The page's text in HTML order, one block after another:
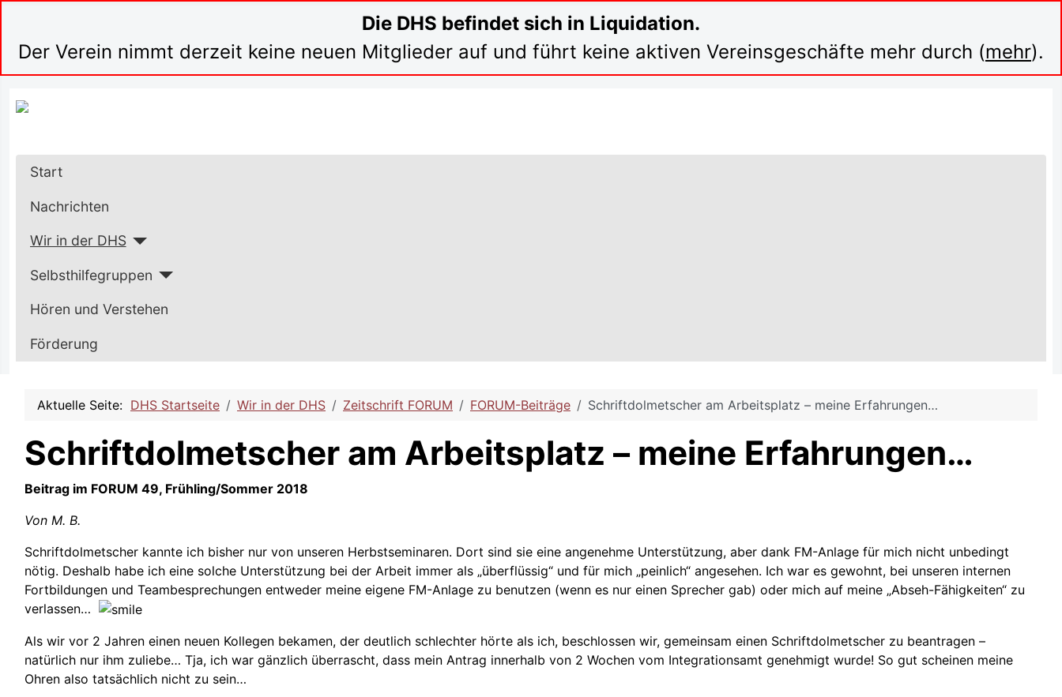
Die DHS befindet sich in Liquidation.
Der Verein nimmt derzeit keine neuen Mitglieder auf und führt keine aktiven Vereinsgeschäfte mehr durch (mehr).
Start
Nachrichten
Wir in der DHS
Selbsthilfegruppen
Hören und Verstehen
Förderung
Aktuelle Seite: DHS Startseite Wir in der DHS Zeitschrift FORUM FORUM-Beiträge Schriftdolmetscher am Arbeitsplatz – meine Erfahrungen…
Schriftdolmetscher am Arbeitsplatz – meine Erfahrungen…
Beitrag im FORUM 49, Frühling/Sommer 2018
Von M. B.
Schriftdolmetscher kannte ich bisher nur von unseren Herbstseminaren. Dort sind sie eine angenehme Unterstützung, aber dank FM-Anlage für mich nicht unbedingt
nötig. Deshalb habe ich eine solche Unterstützung bei der Arbeit immer als „überflüssig“ und für mich „peinlich“ angesehen. Ich war es gewohnt, bei unseren internen
Fortbildungen und Teambesprechungen entweder meine eigene FM-Anlage zu benutzen (wenn es nur einen Sprecher gab) oder mich auf meine „Abseh-Fähigkeiten“ zu
verlassen…
Als wir vor 2 Jahren einen neuen Kollegen bekamen, der deutlich schlechter hörte als ich, beschlossen wir, gemeinsam einen Schriftdolmetscher zu beantragen –
natürlich nur ihm zuliebe… Tja, ich war gänzlich überrascht, dass mein Antrag innerhalb von 2 Wochen vom Integrationsamt genehmigt wurde! So gut scheinen meine
Ohren also tatsächlich nicht zu sein…